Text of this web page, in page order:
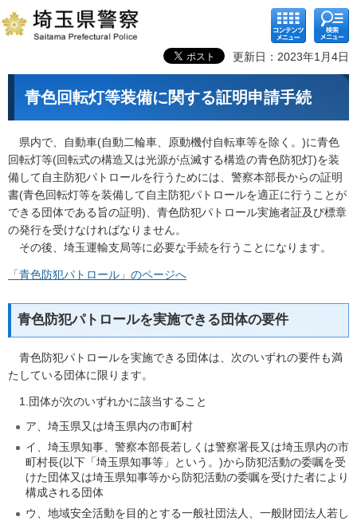
コンテ
ンツメ
ニュー
検索メ
ニュー
更新日：2023年1月4日
青色回転灯等装備に関する証明申請手続
県内で、自動車(自動二輪車、原動機付自転車等を除く。)に青色
回転灯等(回転式の構造又は光源が点滅する構造の青色防犯灯)を装
備して自主防犯パトロールを行うためには、警察本部長からの証明
書(青色回転灯等を装備して自主防犯パトロールを適正に行うことが
できる団体である旨の証明)、青色防犯パトロール実施者証及び標章
の発行を受けなければなりません。
その後、埼玉運輸支局等に必要な手続を行うことになります。
「青色防犯パトロール」のページへ
青色防犯パトロールを実施できる団体の要件
青色防犯パトロールを実施できる団体は、次のいずれの要件も満
たしている団体に限ります。
1.団体が次のいずれかに該当すること
ア、埼玉県又は埼玉県内の市町村
イ、埼玉県知事、警察本部長若しくは警察署長又は埼玉県内の市
町村長(以下「埼玉県知事等」という。)から防犯活動の委嘱を受
けた団体又は埼玉県知事等から防犯活動の委嘱を受けた者により
構成される団体
ウ、地域安全活動を目的とする一般社団法人、一般財団法人若し